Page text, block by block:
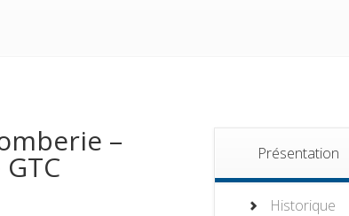
– Présentation
Historique